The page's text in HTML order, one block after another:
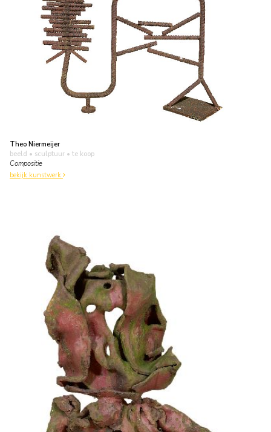
Theo Niermeijer
beeld • sculptuur • te koop
Compositie
bekijk kunstwerk